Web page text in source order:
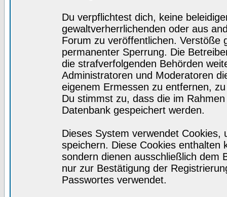
Du verpflichtest dich, keine
gewaltverherrlichenden oder aus
Forum zu veröffentlichen. Verstöße
permanenter Sperrung. Die
die strafverfolgenden Behörden
Administratoren und Moderatoren
eigenem Ermessen zu entfernen,
Du stimmst zu, dass die im
Datenbank gespeichert werden.
Dieses System verwendet
speichern. Diese Cookies enthalten
sondern dienen ausschließlich dem
nur zur Bestätigung der
Passwortes verwendet.